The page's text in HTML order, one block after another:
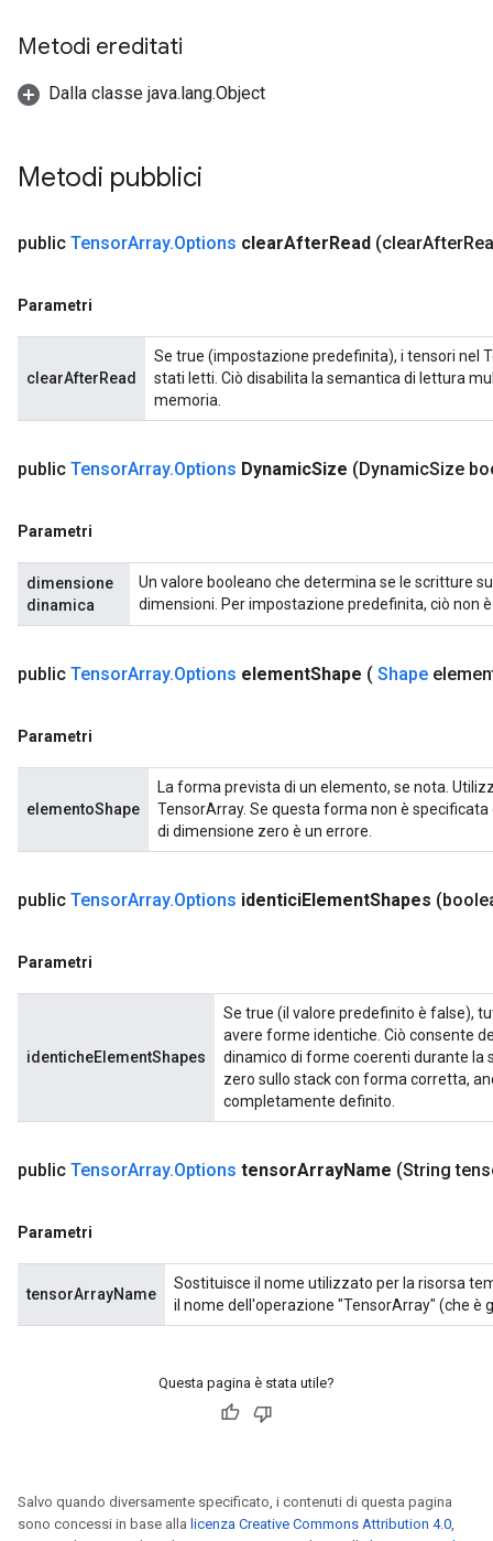
Metodi ereditati
Dalla classe java.lang.Object
Metodi pubblici
public TensorArray.Options clearAfterRead (clearAfter
Parametri
clearAfterRead
Se true (impostazione predefinita), i tensori nel
stati letti. Ciò disabilita la semantica di lettura
memoria.
public TensorArray.Options DynamicSize (DynamicSize
Parametri
dimensione
dinamica
Un valore booleano che determina se le scritture
dimensioni. Per impostazione predefinita, ciò non
public TensorArray.Options elementShape ( Shape
Parametri
elementoShape
La forma prevista di un elemento, se nota.
TensorArray. Se questa forma non è
di dimensione zero è un errore.
public TensorArray.Options identiciElementShapes
Parametri
identicheElementShapes
Se true (il valore predefinito è false),
avere forme identiche. Ciò consente
dinamico di forme coerenti durante la
zero sullo stack con forma corretta,
completamente definito.
public TensorArray.Options tensorArrayName (String
Parametri
tensorArrayName
Sostituisce il nome utilizzato per la risorsa
il nome dell'operazione "TensorArray" (che è
Questa pagina è stata utile?
Salvo quando diversamente specificato, i contenuti di questa pagina
sono concessi in base alla licenza Creative Commons Attribution 4.0,